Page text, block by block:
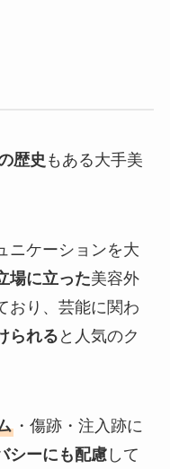
歴史 もある大手美
ニケーションを大
場に立った美容外
おり、芸能に関わ
られる と人気のク
・傷跡・注入跡に
シーにも配慮して